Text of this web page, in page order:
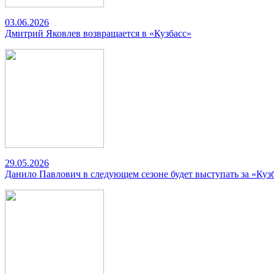
03.06.2026
Дмитрий Яковлев возвращается в «Кузбасс»
29.05.2026
Данило Павлович в следующем сезоне будет выступать за